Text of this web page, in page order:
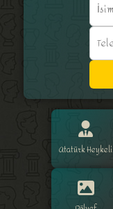
Atatürk Heykeli